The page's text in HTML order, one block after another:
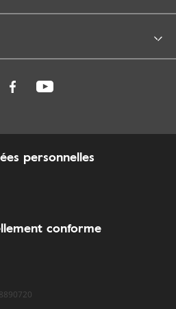
personnelles
conforme